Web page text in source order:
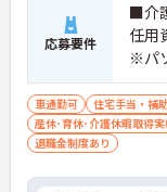
応募要件
■介
任用
※パ
自動
車通勤可 住宅手当・補
産休･育休･介護休暇取得実
退職金制度あり